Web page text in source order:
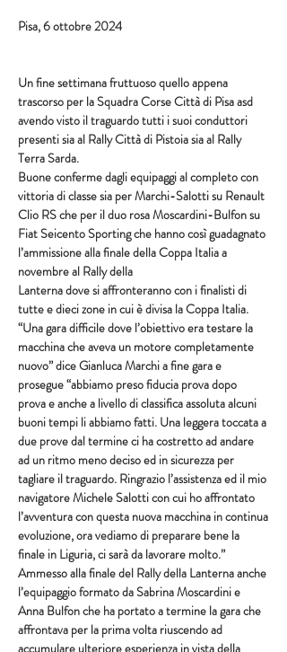
Pisa, 6 ottobre 2024
Un fine settimana fruttuoso quello appena
trascorso per la Squadra Corse Città di Pisa asd
avendo visto il traguardo tutti i suoi conduttori
presenti sia al Rally Città di Pistoia sia al Rally
Terra Sarda.
Buone conferme dagli equipaggi al completo con
vittoria di classe sia per Marchi-Salotti su Renault
Clio RS che per il duo rosa Moscardini-Bulfon su
Fiat Seicento Sporting che hanno così guadagnato
l’ammissione alla finale della Coppa Italia a
novembre al Rally della
Lanterna dove si affronteranno con i finalisti di
tutte e dieci zone in cui è divisa la Coppa Italia.
“Una gara difficile dove l’obiettivo era testare la
macchina che aveva un motore completamente
nuovo” dice Gianluca Marchi a fine gara e
prosegue “abbiamo preso fiducia prova dopo
prova e anche a livello di classifica assoluta alcuni
buoni tempi li abbiamo fatti. Una leggera toccata a
due prove dal termine ci ha costretto ad andare
ad un ritmo meno deciso ed in sicurezza per
tagliare il traguardo. Ringrazio l’assistenza ed il mio
navigatore Michele Salotti con cui ho affrontato
l’avventura con questa nuova macchina in continua
evoluzione, ora vediamo di preparare bene la
finale in Liguria, ci sarà da lavorare molto.”
Ammesso alla finale del Rally della Lanterna anche
l’equipaggio formato da Sabrina Moscardini e
Anna Bulfon che ha portato a termine la gara che
affrontava per la prima volta riuscendo ad
accumulare ulteriore esperienza in vista della